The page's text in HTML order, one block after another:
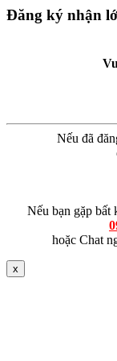
Đăng ký nhận
Nếu đã
Nếu bạn gặp bất
hoặc Chat
x